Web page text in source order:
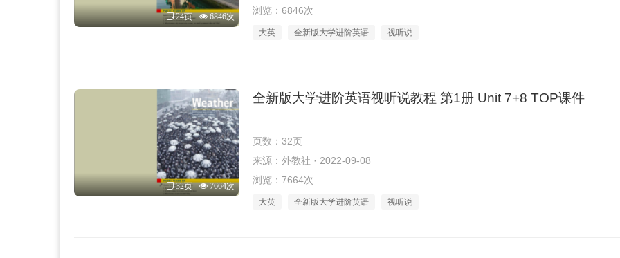
24页 6846次
浏览：6846次
大英 全新版大学进阶英语 视听说
32页 7664次
全新版大学进阶英语视听说教程 第1册 Unit 7+8 TOP课件
页数：32页
来源：外教社 · 2022-09-08
浏览：7664次
大英 全新版大学进阶英语 视听说